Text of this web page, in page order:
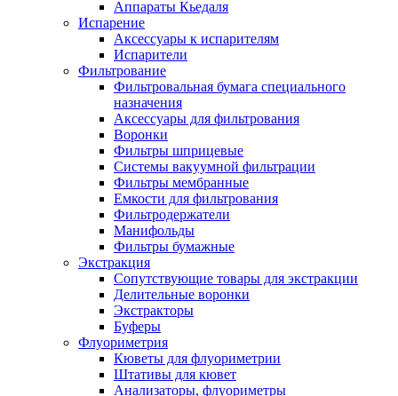
Аппараты Кьедаля
Испарение
Аксессуары к испарителям
Испарители
Фильтрование
Фильтровальная бумага специального
назначения
Аксессуары для фильтрования
Воронки
Фильтры шприцевые
Системы вакуумной фильтрации
Фильтры мембранные
Емкости для фильтрования
Фильтродержатели
Манифольды
Фильтры бумажные
Экстракция
Сопутствующие товары для экстракции
Делительные воронки
Экстракторы
Буферы
Флуориметрия
Кюветы для флуориметрии
Штативы для кювет
Анализаторы, флуориметры